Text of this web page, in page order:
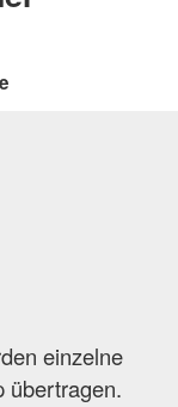
einzelne
übertragen.